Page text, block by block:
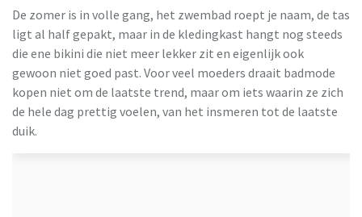
De zomer is in volle gang, het zwembad roept je naam, de tas
ligt al half gepakt, maar in de kledingkast hangt nog steeds
die ene bikini die niet meer lekker zit en eigenlijk ook
gewoon niet goed past. Voor veel moeders draait badmode
kopen niet om de laatste trend, maar om iets waarin ze zich
de hele dag prettig voelen, van het insmeren tot de laatste
duik.